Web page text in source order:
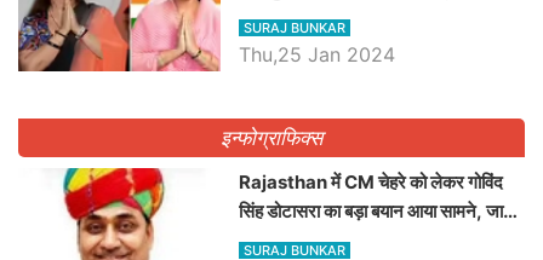
ने किया था निरस्त
SURAJ BUNKAR
Thu,25 Jan 2024
इन्फोग्राफिक्स
Rajasthan में CM चेहरे को लेकर गोविंद
सिंह डोटासरा का बड़ा बयान आया सामने, जानें
विचार
SURAJ BUNKAR